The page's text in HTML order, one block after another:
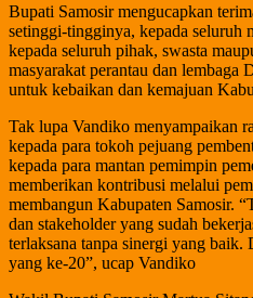
Bupati Samosir mengucapkan
setinggi-tingginya, kepada seluruh
kepada seluruh pihak, swasta
masyarakat perantau dan lembaga
untuk kebaikan dan kemajuan
Tak lupa Vandiko menyampaikan
kepada para tokoh pejuang
kepada para mantan pemimpin
memberikan kontribusi melalui
membangun Kabupaten Samosir.
dan stakeholder yang sudah
terlaksana tanpa sinergi yang
yang ke-20”, ucap Vandiko